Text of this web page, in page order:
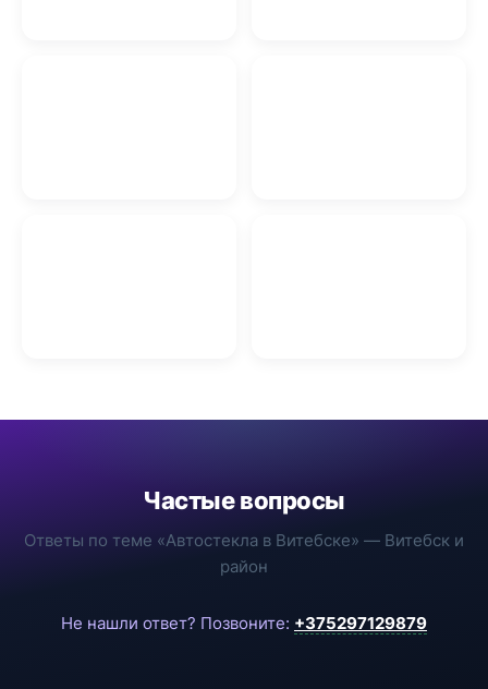
Частые вопросы
Ответы по теме «Автостекла в Витебске» — Витебск и
район
Не нашли ответ? Позвоните: +375297129879